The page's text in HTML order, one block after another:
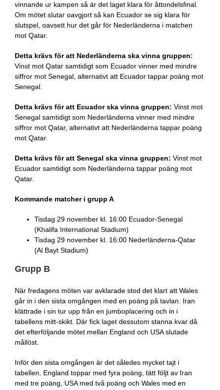
vinnande ur kampen så är det laget klara för åttondelsfinal.
Om mötet slutar oavgjort så kan Ecuador se sig klara för
slutspel, oavsett hur det går för Nederländerna i matchen
mot Qatar.
Detta krävs för att Nederländerna ska vinna gruppen:
Vinst mot Qatar samtidigt som Ecuador vinner med mindre
siffror mot Senegal, alternativt att Ecuador tappar poäng mot
Senegal.
Detta krävs för att Ecuador ska vinna gruppen: Vinst mot
Senegal samtidigt som Nederländerna vinner med mindre
siffror mot Qatar, alternativt att Nederländerna tappar poäng
mot Qatar.
Detta krävs för att Senegal ska vinna gruppen: Vinst mot
Ecuador samtidigt som Nederländerna tappar poäng mot
Qatar.
Kommande matcher i grupp A
Tisdag 29 november kl. 16:00 Ecuador-Senegal
(Khalifa International Stadium)
Tisdag 29 november kl. 16:00 Nederländerna-Qatar
(Al Bayt Stadium)
Grupp B
När fredagens möten var avklarade stod det klart att Wales
går in i den sista omgången med en poäng på tavlan. Iran
klättrade i sin tur upp från en jumboplacering och in i
tabellens mitt-skikt. Där fick laget dessutom stanna kvar då
det efterföljande mötet mellan England och USA slutade
mållöst.
Inför den sista omgången är det således mycket tajt i
tabellen. England toppar med fyra poäng, tätt följt av Iran
med tre poäng, USA med två poäng och Wales med en